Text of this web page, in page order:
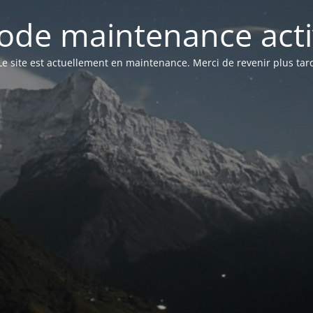
maintenance
site est actuellement en maintenance. Merci de revenir plus